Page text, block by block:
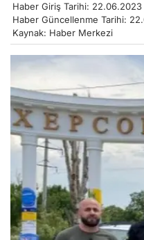
Haber Giriş Tarihi: 22.06.2023
Haber Güncellenme Tarihi:
Kaynak: Haber Merkezi